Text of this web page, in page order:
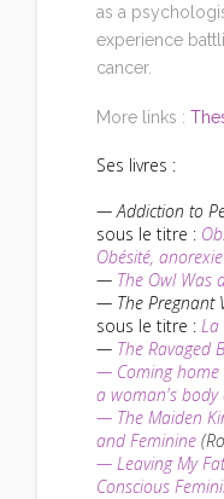
as a
experience
cancer.
More links :
Ses livres :
— Addiction to
sous le titre :
Obésité,
— The Owl Was
— The Pregnant
sous le titre : La
— The Ravaged
— Coming
a woman's body
— The Maiden
and Feminine
— Leaving My
Conscious